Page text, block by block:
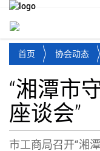
首页 协会动态
“湘潭市
座谈会”
市工商局召开“湘